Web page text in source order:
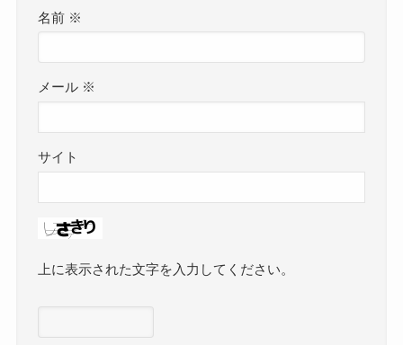
名前 ※
メール ※
サイト
上に表示された文字を入力してください。